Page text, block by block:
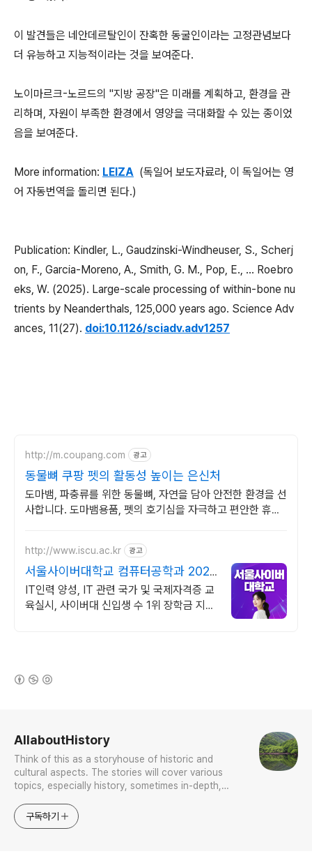
이 발견들은 네안데르탈인이 잔혹한 동굴인이라는 고정관념보다
더 유능하고 지능적이라는 것을 보여준다.
노이마르크-노르드의 "지방 공장"은 미래를 계획하고, 환경을 관
리하며, 자원이 부족한 환경에서 영양을 극대화할 수 있는 종이었
음을 보여준다.
More information: LEIZA (독일어 보도자료라, 이 독일어는 영
어 자동번역을 돌리면 된다.)
Publication: Kindler, L., Gaudzinski-Windheuser, S., Scherj
on, F., Garcia-Moreno, A., Smith, G. M., Pop, E., … Roebro
eks, W. (2025). Large-scale processing of within-bone nu
trients by Neanderthals, 125,000 years ago. Science Adv
ances, 11(27). doi:10.1126/sciadv.adv1257
http://m.coupang.com 광고
동물뼈 쿠팡 펫의 활동성 높이는 은신처
도마뱀, 파충류를 위한 동물뼈, 자연을 담아 안전한 환경을 선
사합니다. 도마뱀용품, 펫의 호기심을 자극하고 편안한 휴식
http://www.iscu.ac.kr 광고
서울사이버대학교 컴퓨터공학과 2026
가을학기 신편입생
IT인력 양성, IT 관련 국가 및 국제자격증 교
육실시, 사이버대 신입생 수 1위 장학금 지급
AllaboutHistory
Think of this as a storyhouse of historic and
cultural aspects. The stories will cover various
topics, especially history, sometimes in-depth,
approach will be to resist any common sense or
generalized viewpoint
구독하기